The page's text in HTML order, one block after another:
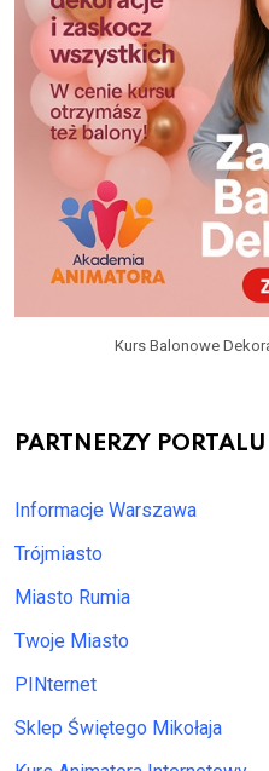
Kurs Balonowe
PARTNERZY PORTALU
Informacje Warszawa
Trójmiasto
Miasto Rumia
Twoje Miasto
PINternet
Sklep Świętego Mikołaja